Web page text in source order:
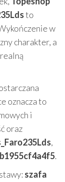
to
w
charakter, a
oznacza to
i
oraz
,
.
szafa